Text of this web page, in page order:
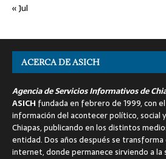
« Jul
ACERCA DE ASICH
Agencia de Servicios Informativos de
ASICH fundada en febrero de 1999, con
información del acontecer político, social
Chiapas, publicando en los distintos
entidad. Dos años después se
internet, donde permanece sirviendo a la